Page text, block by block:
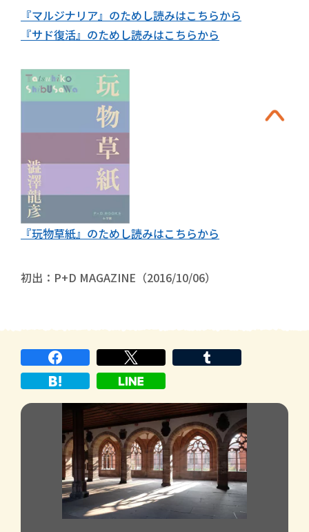
『マルジナリア』のためし読みはこちらから
『サド復活』のためし読みはこちらから
『玩物草紙』のためし読みはこちらから
初出：P+D MAGAZINE（2016/10/06）